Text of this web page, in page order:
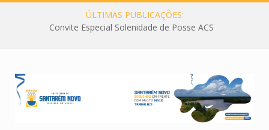
ÚLTIMAS PUBLICAÇÕES:
Convite Especial Solenidade de Posse ACS